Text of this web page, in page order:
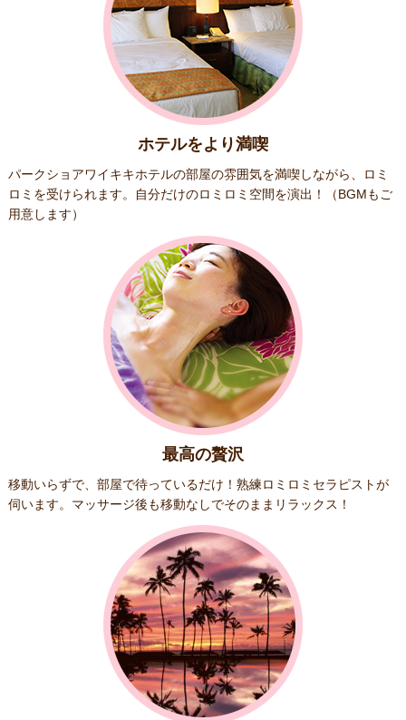
ホテルをより満喫
パークショアワイキキホテルの部屋の雰囲気を満喫しながら、ロミ
ロミを受けられます。自分だけのロミロミ空間を演出！（BGMもご
用意します）
最高の贅沢
移動いらずで、部屋で待っているだけ！熟練ロミロミセラピストが
伺います。マッサージ後も移動なしでそのままリラックス！